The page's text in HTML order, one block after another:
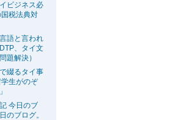
ビジネス必
税法典対
語と言われ
、タイ文
題解決）
綴るタイ事
生がのぞ
今日のブ
のブログ。